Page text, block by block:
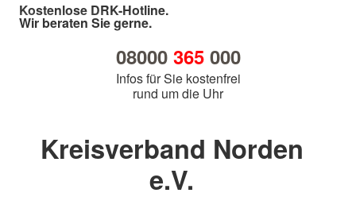
Kostenlose DRK-Hotline.
Wir beraten Sie gerne.
08000 365000
Infos für Sie kostenfrei
rund um die Uhr
Kreisverband Norden
e.V.